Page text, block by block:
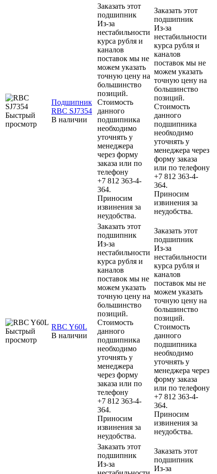
Быстрый
просмотр
Подшипник
RBC SJ7354
В наличии
Заказать этот
подшипник
Из-за
нестабильности
курса рубля и
каналов
поставок мы не
можем указать
точную цену на
большинство
позиций.
Стоимость
данного
подшипника
необходимо
уточнять у
менеджера
через форму
заказа или по
телефону
+7 812 363-4-
364.
Приносим
извинения за
неудобства.
Заказать этот
подшипник
Из-за
нестабильности
курса рубля и
каналов
поставок мы не
можем указать
точную цену на
большинство
позиций.
Стоимость
данного
подшипника
необходимо
уточнять у
менеджера через
форму заказа
или по телефону
+7 812 363-4-
364.
Приносим
извинения за
неудобства.
Быстрый
просмотр
RBC Y60L
В наличии
Заказать этот
подшипник
Из-за
нестабильности
курса рубля и
каналов
поставок мы не
можем указать
точную цену на
большинство
позиций.
Стоимость
данного
подшипника
необходимо
уточнять у
менеджера
через форму
заказа или по
телефону
+7 812 363-4-
364.
Приносим
извинения за
неудобства.
Заказать этот
подшипник
Из-за
нестабильности
курса рубля и
каналов
поставок мы не
можем указать
точную цену на
большинство
позиций.
Стоимость
данного
подшипника
необходимо
уточнять у
менеджера через
форму заказа
или по телефону
+7 812 363-4-
364.
Приносим
извинения за
неудобства.
Заказать этот
подшипник
Из-за
Заказать этот
подшипник
Из-за